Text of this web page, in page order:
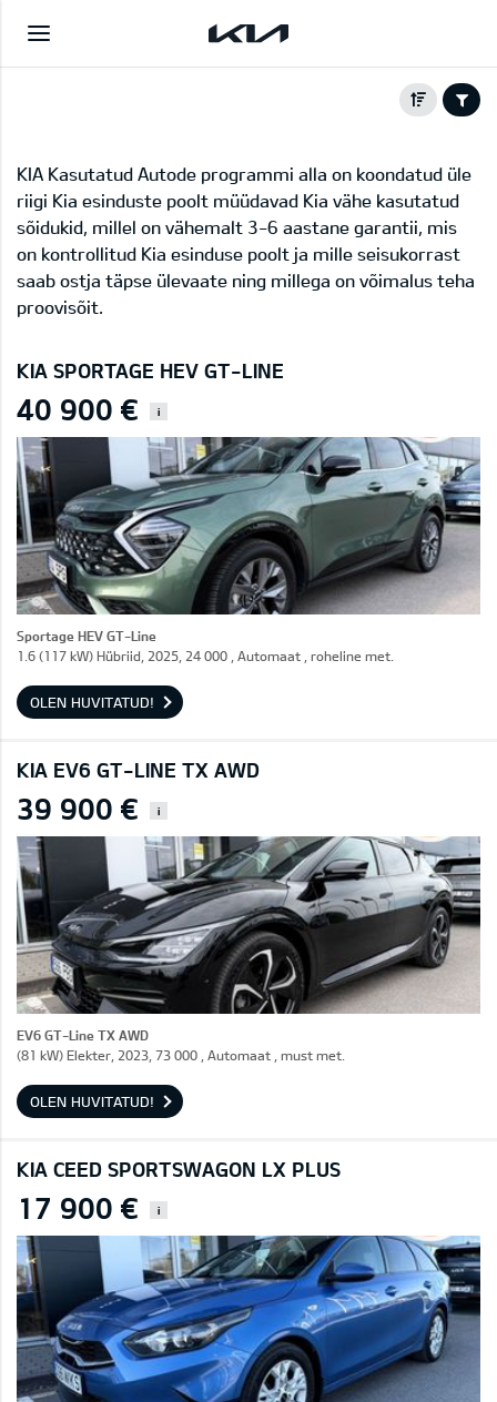
KIA Kasutatud Autode programmi alla on koondatud üle
riigi Kia esinduste poolt müüdavad Kia vähe kasutatud
sõidukid, millel on vähemalt 3-6 aastane garantii, mis
on kontrollitud Kia esinduse poolt ja mille seisukorrast
saab ostja täpse ülevaate ning millega on võimalus teha
proovisõit.
KIA SPORTAGE HEV GT-LINE
40 900 € i
Sportage HEV GT-Line
1.6 (117 kW) Hübriid, 2025, 24 000 , Automaat , roheline met.
OLEN HUVITATUD!
KIA EV6 GT-LINE TX AWD
39 900 € i
EV6 GT-Line TX AWD
(81 kW) Elekter, 2023, 73 000 , Automaat , must met.
OLEN HUVITATUD!
KIA CEED SPORTSWAGON LX PLUS
17 900 € i